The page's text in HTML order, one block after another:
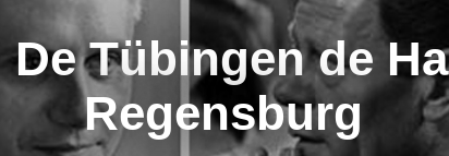
Tübingen de
Regensburg